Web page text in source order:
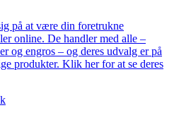
på at være din foretrukne
online. De handler med alle –
og engros – og deres udvalg er på
produkter. Klik her for at se deres